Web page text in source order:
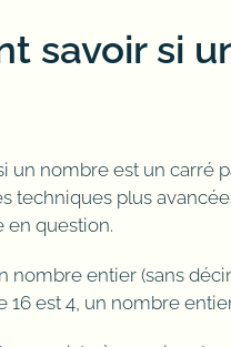
savoir si
un nombre est un carré
techniques plus
en question.
nombre entier (sans
16 est 4, un nombre